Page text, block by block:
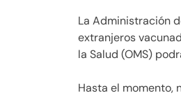
La Administración
extranjeros
la Salud (OMS)
Hasta el momento,